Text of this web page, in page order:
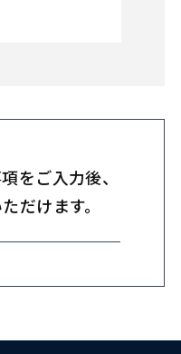
をご入力後、
だけます。